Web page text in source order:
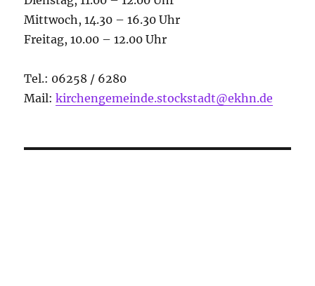
Mittwoch, 14.30 – 16.30 Uhr
Freitag, 10.00 – 12.00 Uhr
Tel.: 06258 / 6280
Mail:kirchengemeinde.stockstadt@ekhn.de